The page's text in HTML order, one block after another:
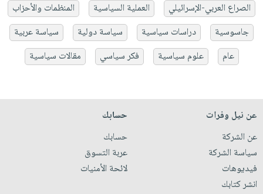
الصراع العربي-الإسرائيلي
العملية السياسية
المنظمات والأحزاب
جاسوسية
دراسات سياسية سياسة دولية
سياسة عربية
عام
علوم سياسية فكر سياسي مقالات سياسية
عن نيل وفرات
عن الشركة
سياسة الشركة
فيديوهات
انشر كتابك
حسابك
حسابك
عربة التسوق
لائحة الأمنيات